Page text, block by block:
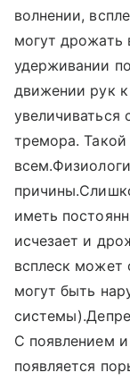
волнении,
могут дрожать
удерживании
движении рук
увеличиваться
тремора.
иметь
исчезает и
всплеск может
могут быть
С появлением
появляется